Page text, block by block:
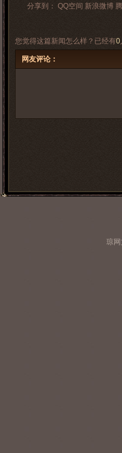
分享到： QQ空间 新浪微博
您觉得这篇新闻怎么样？已经有0
网友评论：
琼